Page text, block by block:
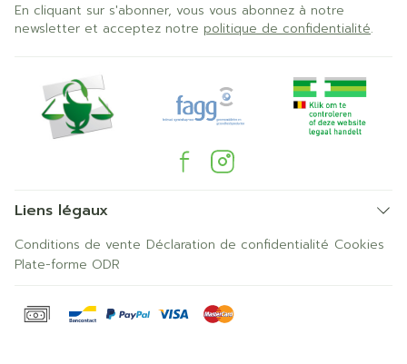
En cliquant sur s'abonner, vous vous abonnez à notre
newsletter et acceptez notre politique de confidentialité.
Liens légaux
Conditions de vente Déclaration de confidentialité Cookies
Plate-forme ODR